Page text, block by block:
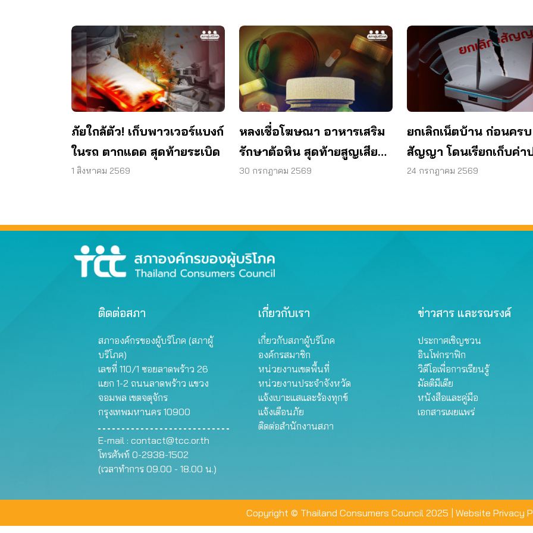
ภัยใกล้ตัว! เก็บพาวเวอร์แบงก์
ในรถ ตากแดด สุดท้ายระเบิด
1 สิงหาคม 2569
หลงเชื่อโฆษณา อาหารเสริม
รักษาต้อหิน สุดท้ายสูญเสียด
วงตา 1 ข้าง
30 กรกฎาคม 2569
ยกเลิกเน็ตบ้าน ก่อนครบ
สัญญา โดนเรียกเก็บค่า
ผู้บริโภคไม่ต้องจ่าย
24 กรกฎาคม 2569
ติดต่อสภา
สภาองค์กรของผู้บริโภค (สภาผู้
บริโภค)
เลขที่ 110/1 ซอยลาดพร้าว 26
แยก 1-2 ถนนลาดพร้าว แขวง
จอมพล เขตจตุจักร
กรุงเทพมหานคร 10900
E-mail : contact@tcc.or.th
โทรศัพท์ 0-2938-1502
(เวลาทำการ 09.00 - 18.00 น.)
เกี่ยวกับเรา
เกี่ยวกับสภาผู้บริโภค
องค์กรสมาชิก
หน่วยงานเขตพื้นที่
หน่วยงานประจำจังหวัด
แจ้งเบาะแสและร้องทุกข์
แจ้งเตือนภัย
ติดต่อสำนักงานสภา
ข่าวสาร และรณรงค์
ประกาศเชิญชวน
อินโฟกราฟิก
วิดีโอเพื่อการเรียนรู้
มัลติมีเดีย
หนังสือและคู่มือ
เอกสารเผยแพร่
Copyright © Thailand Consumers Council 2025 | Website Privacy